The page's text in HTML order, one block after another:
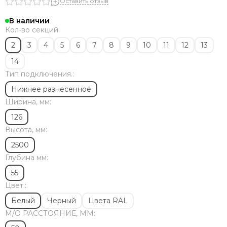
Dia Norm
StrongHot
Steel Hot
Zenith
ЦДМ
Purmo
Unilux
Purmo Delta
Rifar Tubog
Arbonia
КЗТО
Bronto
Bareng
Royal Thermo
В наличии
Кол-во секций:
2
3 4 5 6 7 8 9 10 11 12
13
14
Тип подключения.:
Нижнее разнесенное
Ширина, мм:
126
Высота, мм:
2500
Глубина мм:
55
Цвет.:
Белый
Черный
Цвета RAL
М/O РАССТОЯНИЕ, ММ: